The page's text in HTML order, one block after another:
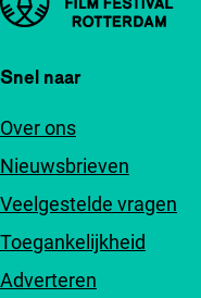
Snel naar
Over ons
Nieuwsbrieven
Veelgestelde vragen
Toegankelijkheid
Adverteren